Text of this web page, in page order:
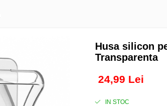
Husa silicon
Transparenta
24,99 Lei
IN STOC